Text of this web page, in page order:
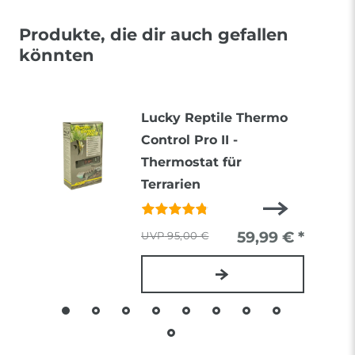
Produkte, die dir auch gefallen
könnten
Lucky Reptile Thermo
Control Pro II -
Thermostat für
Terrarien
95,00 € 59,99 € *